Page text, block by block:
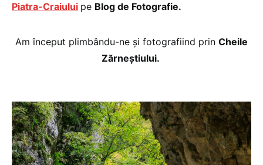
Piatra-Craiului pe Blog de Fotografie.
Am început plimbându-ne și fotografiind prin Cheile
Zărneștiului.